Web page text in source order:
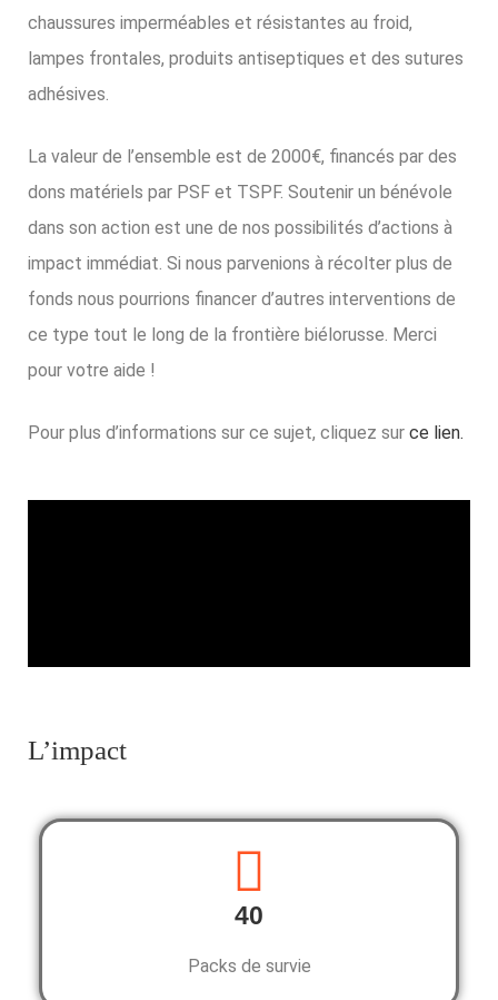
chaussures imperméables et résistantes au froid,
lampes frontales, produits antiseptiques et des sutures
adhésives.
La valeur de l’ensemble est de 2000€, financés par des
dons matériels par PSF et TSPF. Soutenir un bénévole
dans son action est une de nos possibilités d’actions à
impact immédiat. Si nous parvenions à récolter plus de
fonds nous pourrions financer d’autres interventions de
ce type tout le long de la frontière biélorusse. Merci
pour votre aide !
Pour plus d’informations sur ce sujet, cliquez sur ce lien.
L’impact
40
Packs de survie